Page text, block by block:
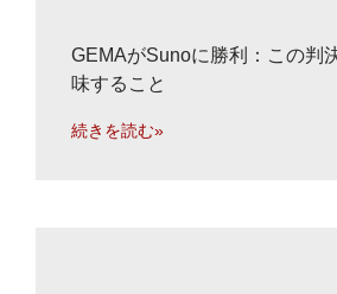
GEMAがSunoに勝利：この判
味すること
続きを読む»